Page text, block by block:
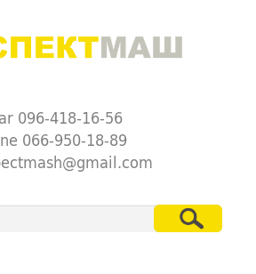
096-418-16-56
066-950-18-89